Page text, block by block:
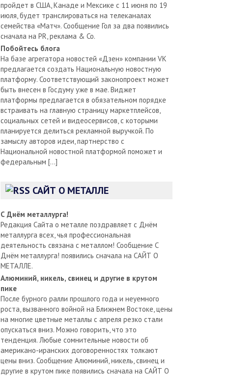
пройдет в США, Канаде и Мексике с 11 июня по 19
июля, будет транслироваться на телеканалах
семейства «Матч». Сообщение Гол за два появились
сначала на PR, реклама & Co.
Побойтесь блога
На базе агрегатора новостей «Дзен» компании VK
предлагается создать Национальную новостную
платформу. Соответствующий законопроект может
быть внесен в Госдуму уже в мае. Виджет
платформы предлагается в обязательном порядке
встраивать на главную страницу маркетплейсов,
социальных сетей и видеосервисов, с которыми
планируется делиться рекламной выручкой. По
замыслу авторов идеи, партнерство с
Национальной новостной платформой поможет и
федеральным […]
САЙТ О МЕТАЛЛЕ
С Днём металлурга!
Редакция Сайта о металле поздравляет с Днём
металлурга всех, чья профессиональная
деятельность связана с металлом! Сообщение С
Днём металлурга! появились сначала на САЙТ О
МЕТАЛЛЕ.
Алюминий, никель, свинец и другие в крутом
пике
После бурного ралли прошлого года и неуемного
роста, вызванного войной на Ближнем Востоке, цены
на многие цветные металлы с апреля резко стали
опускаться вниз. Можно говорить, что это
тенденция. Любые сомнительные новости об
американо-иранских договоренностях толкают
цены вниз. Сообщение Алюминий, никель, свинец и
другие в крутом пике появились сначала на САЙТ О